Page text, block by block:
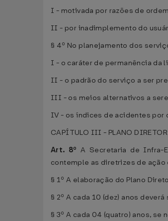
I - motivada por razões de
II - por inadimplemento do
§ 4º No planejamento dos
I - o caráter de permanência da
II - o padrão do serviço a ser
III - os meios alternativos a
IV - os índices de acidentes
CAPÍTULO III - PLANO DIRETOR
Art. 8º A Secretaria de Infra-
contemple as diretrizes de
§ 1º A elaboração do Plano
§ 2º A cada 10 (dez) anos
§ 3º A cada 04 (quatro) anos,